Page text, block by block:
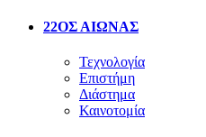
22ΟΣ ΑΙΩΝΑΣ
Τεχνολογία
Επιστήμη
Διάστημα
Καινοτομία